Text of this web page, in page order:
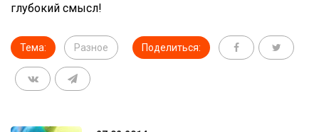
глубокий смысл!
Тема: Разное Поделиться: